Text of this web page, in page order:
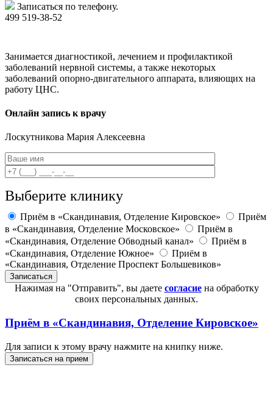
Записаться по телефону.
499 519-38-52
Занимается диагностикой, лечением и профилактикой
заболеваний нервной системы, а также некоторых
заболеваний опорно-двигательного аппарата, влияющих на
работу ЦНС.
Онлайн запись к врачу
Лоскутникова Мария Алексеевна
Выберите клинику
Приём в «Скандинавия, Отделение Кировское»
Приём
в «Скандинавия, Отделение Московское»
Приём в
«Скандинавия, Отделение Обводный канал»
Приём в
«Скандинавия, Отделение Южное»
Приём в
«Скандинавия, Отделение Проспект Большевиков»
Нажимая на "Отправить", вы даете согласиена обработку
своих персональных данных.
Приём в «Скандинавия, Отделение Кировское»
Для записи к этому врачу нажмите на книпку ниже.
Записаться на прием